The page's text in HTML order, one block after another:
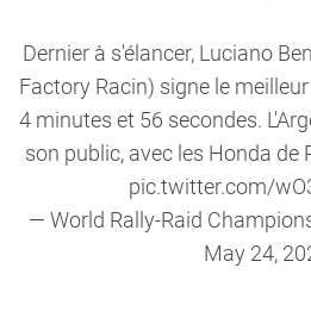
Dernier à s'élancer, Luciano
Factory Racin) signe le
4 minutes et 56 secondes.
son public, avec les Honda de
pic.twitter.com/
— World Rally-Raid
May 24,